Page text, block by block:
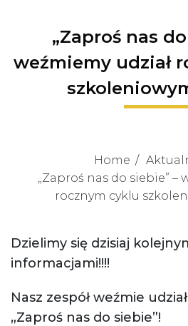
„Zaproś nas
weźmiemy udział
Home
„Zaproś nas do siebie” –
rocznym cyklu
Dzielimy się dzisiaj
informacjami!!!!
Nasz zespół weźmie
„Zaproś nas do siebie”!